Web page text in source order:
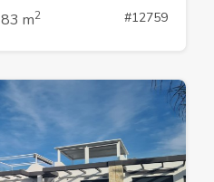
83 m2 #12759